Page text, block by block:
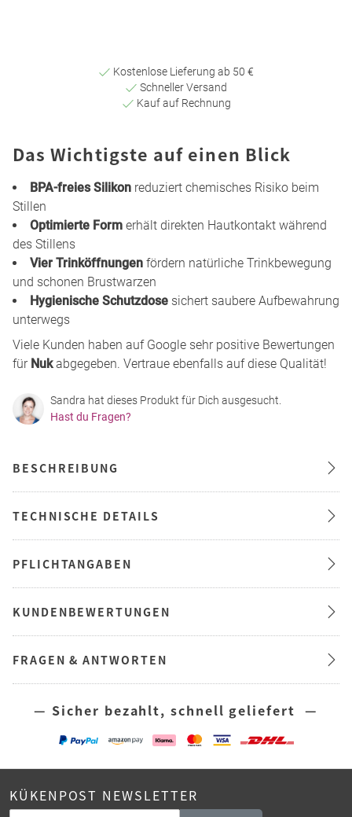
Kostenlose Lieferung ab 50 €
Schneller Versand
Kauf auf Rechnung
Das Wichtigste auf einen Blick
BPA-freies Silikon reduziert chemisches Risiko beim
Stillen
Optimierte Form erhält direkten Hautkontakt während
des Stillens
Vier Trinköffnungen fördern natürliche Trinkbewegung
und schonen Brustwarzen
Hygienische Schutzdose sichert saubere Aufbewahrung
unterwegs
Viele Kunden haben auf Google sehr positive Bewertungen
für Nukabgegeben. Vertraue ebenfalls auf diese Qualität!
Sandra hat dieses Produkt für Dich ausgesucht.
Hast du Fragen?
BESCHREIBUNG
TECHNISCHE DETAILS
PFLICHTANGABEN
KUNDENBEWERTUNGEN
FRAGEN & ANTWORTEN
— Sicher bezahlt, schnell geliefert —
KÜKENPOST NEWSLETTER